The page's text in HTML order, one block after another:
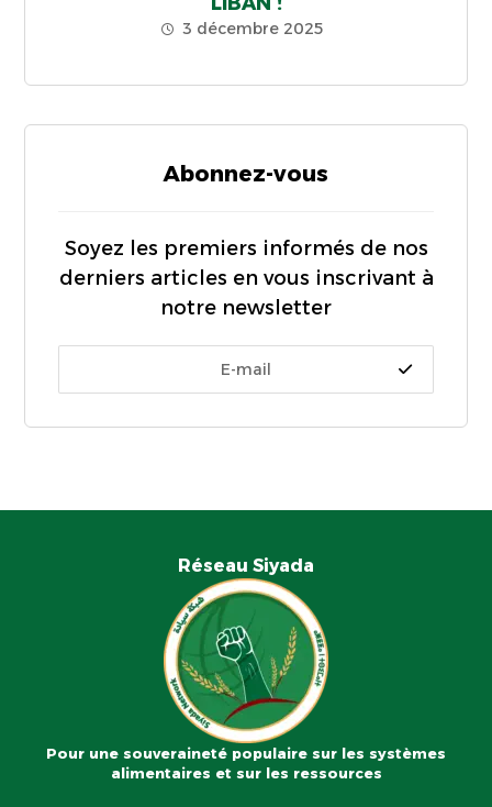
3 décembre 2025
Abonnez-vous
Soyez les premiers informés de nos
derniers articles en vous inscrivant à
notre newsletter
Réseau Siyada
Pour une souveraineté populaire sur les systèmes
alimentaires et sur les ressources